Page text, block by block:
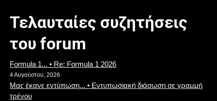
Τελαυταίες συζητήσεις
του forum
Formula 1... • Re: Formula 1 2026
4 Αυγούστου, 2026
Μας έκανε εντύπωση... • Εντυπωσιακή διάσωση σε γραμμή
τρένου